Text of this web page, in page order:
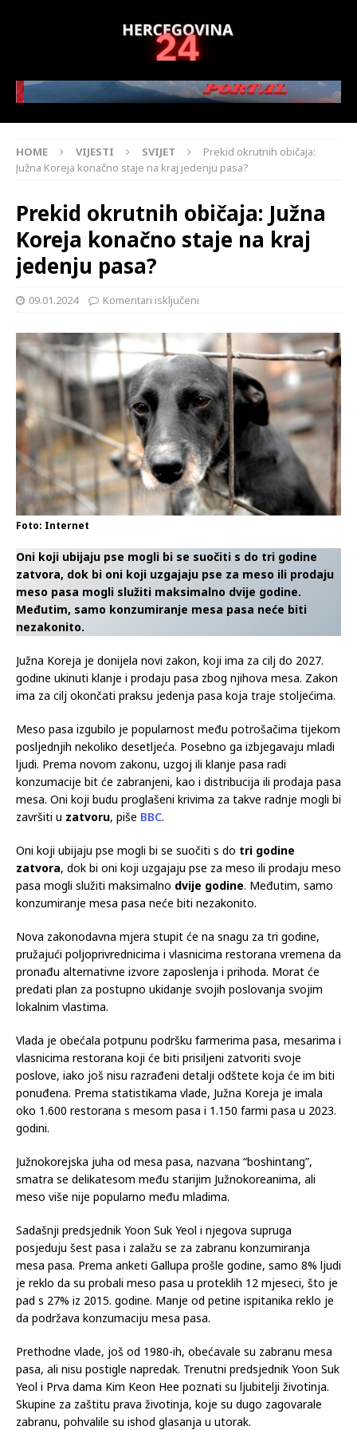
Južna Koreja konačno staje na kraj jedenju pasa?
Prekid okrutnih običaja: Južna
Koreja konačno staje na kraj
jedenju pasa?
09.01.2024 Komentari isključeni
Foto: Internet
Oni koji ubijaju pse mogli bi se suočiti s do tri godine
zatvora, dok bi oni koji uzgajaju pse za meso ili prodaju
meso pasa mogli služiti maksimalno dvije godine.
nezakonito.
Južna Koreja je donijela novi zakon, koji ima za cilj do 2027.
ima za cilj okončati praksu jedenja pasa koja traje stoljećima.
Meso pasa izgubilo je popularnost među potrošačima tijekom
posljednjih nekoliko desetljeća. Posebno ga izbjegavaju mladi
ljudi. Prema novom zakonu, uzgoj ili klanje pasa radi
konzumacije bit će zabranjeni, kao i distribucija ili prodaja pasa
završiti uzatvoru, pišeBBC.
Oni koji ubijaju pse mogli bi se suočiti s dotri godine
zatvora, dok bi oni koji uzgajaju pse za meso ili prodaju meso
konzumiranje mesa pasa neće biti nezakonito.
Nova zakonodavna mjera stupit će na snagu za tri godine,
pružajući poljoprivrednicima i vlasnicima restorana vremena da
pronađu alternativne izvore zaposlenja i prihoda. Morat će
lokalnim vlastima.
Vlada je obećala potpunu podršku farmerima pasa, mesarima i
vlasnicima restorana koji će biti prisiljeni zatvoriti svoje
poslove, iako još nisu razrađeni detalji odštete koja će im biti
ponuđena. Prema statistikama vlade, Južna Koreja je imala
godini.
Južnokorejska juha od mesa pasa, nazvana “boshintang”,
meso više nije popularno među mladima.
Sadašnji predsjednik Yoon Suk Yeol i njegova supruga
posjeduju šest pasa i zalažu se za zabranu konzumiranja
mesa pasa. Prema anketi Gallupa prošle godine, samo 8% ljudi
je reklo da su probali meso pasa u proteklih 12 mjeseci, što je
da podržava konzumaciju mesa pasa.
Prethodne vlade, još od 1980-ih, obećavale su zabranu mesa
pasa, ali nisu postigle napredak. Trenutni predsjednik Yoon Suk